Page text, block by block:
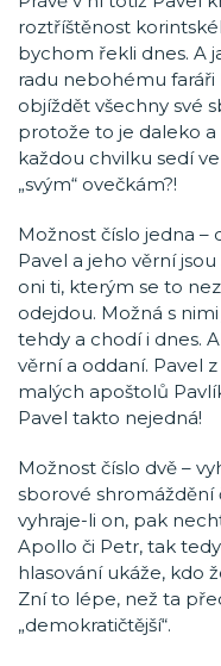
roztříštěnost
bychom řekli dnes. A
radu nebohému faráři
objíždět všechny své
protože to je daleko
každou chvilku sedí
„svým“ ovečkám?!
Možnost číslo jedna –
Pavel a jeho věrní
oni ti, kterým se to
odejdou. Možná s
tehdy a chodí i dnes.
věrní a oddaní. Pavel
malých apoštolů
Pavel takto nejedná!
Možnost číslo dvě –
sborové shromáždění
vyhraje-li on, pak
Apollo či Petr, tak
hlasování ukáže, kdo
Zní to lépe, než ta
„demokratičtější“.